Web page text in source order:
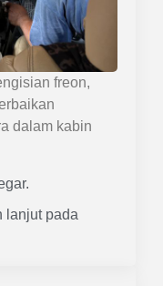
freon,
dalam kabin
lanjut pada